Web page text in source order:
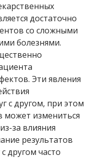
достаточно
со сложными
болезнями.
Эти явления
с другом, при этом
может измениться
за влияния
результатов
другом часто